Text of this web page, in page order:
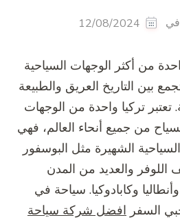
في 12/08/2024
من أكثر الوجهات السياحية
بين التاريخ العريق والطبيعة
تعتبر تركيا واحدة من الوجهات
من جميع أنحاء العالم، فهي
الشهيرة مثل البوسفور
والعديد من المدن
وكابادوكيا. سياحة في
السفر افضل شركة سياحة